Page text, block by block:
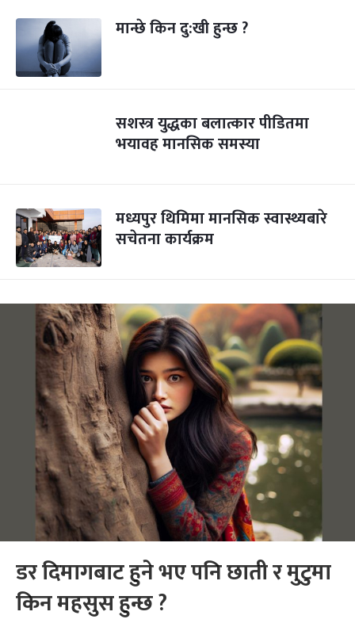
मान्छे किन दु:खी हुन्छ ?
सशस्त्र युद्धका बलात्कार पीडितमा
भयावह मानसिक समस्या
मध्यपुर थिमिमा मानसिक स्वास्थ्यबारे
सचेतना कार्यक्रम
डर दिमागबाट हुने भए पनि छाती र मुटुमा
किन महसुस हुन्छ ?